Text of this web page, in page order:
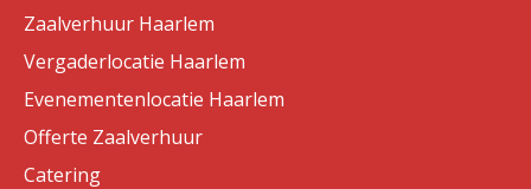
Zaalverhuur Haarlem
Vergaderlocatie Haarlem
Evenementenlocatie Haarlem
Offerte Zaalverhuur
Catering